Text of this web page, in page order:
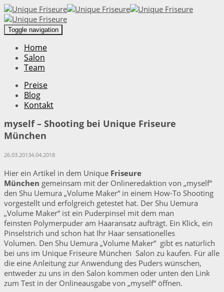
Toggle navigation
Home
Salon
Team
Preise
Blog
Kontakt
myself – Shooting bei Unique Friseure
München
26.03.20134.04.2018
Hier ein Artikel in dem Unique Friseure
München gemeinsam mit der Onlineredaktion von „myself“
den Shu Uemura „Volume Maker“ in einem How-To Shooting
vorgestellt und erfolgreich getestet hat. Der Shu Uemura
„Volume Maker“ ist ein Puderpinsel mit dem man
feinsten Polymerpuder am Haaransatz aufträgt. Ein Klick, ein
Pinselstrich und schon hat Ihr Haar sensationelles
Volumen. Den Shu Uemura „Volume Maker“ gibt es natürlich
bei uns im Unique Friseure München Salon zu kaufen. Für alle
die eine Anleitung zur Anwendung des Puders wünschen,
entweder zu uns in den Salon kommen oder unten den Link
zum Test in der Onlineausgabe von „myself“ öffnen.